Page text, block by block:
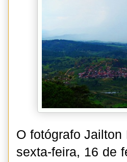
O fotógrafo
sexta-feira, 16 de